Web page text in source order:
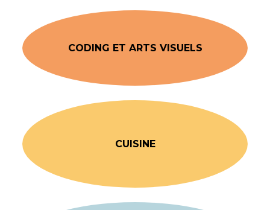
CODING ET ARTS VISUELS
CUISINE